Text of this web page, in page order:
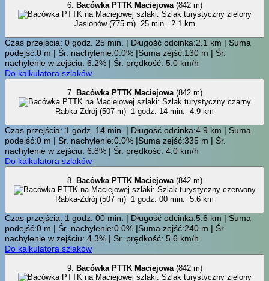
6. Bacówka PTTK Maciejowa (842 m)
Jasionów (775 m) 25 min. 2.1 km
Czas przejścia: 0 godz. 25 min. | Długość odcinka:2.1 km | Suma
podejść:0 m | Śr. nachylenie:0.0% |Suma zejść:130 m | Śr.
nachylenie w zejściu: 6.2% | Śr. prędkość: 5.0 km/h
Do kalkulatora szlaków
7. Bacówka PTTK Maciejowa (842 m)
Rabka-Zdrój (507 m) 1 godz. 14 min. 4.9 km
Czas przejścia: 1 godz. 14 min. | Długość odcinka:4.9 km | Suma
podejść:0 m | Śr. nachylenie:0.0% |Suma zejść:335 m | Śr.
nachylenie w zejściu: 6.8% | Śr. prędkość: 4.0 km/h
Do kalkulatora szlaków
8. Bacówka PTTK Maciejowa (842 m)
Rabka-Zdrój (507 m) 1 godz. 00 min. 5.6 km
Czas przejścia: 1 godz. 00 min. | Długość odcinka:5.6 km | Suma
podejść:0 m | Śr. nachylenie:0.0% |Suma zejść:240 m | Śr.
nachylenie w zejściu: 4.3% | Śr. prędkość: 5.6 km/h
Do kalkulatora szlaków
9. Bacówka PTTK Maciejowa (842 m)